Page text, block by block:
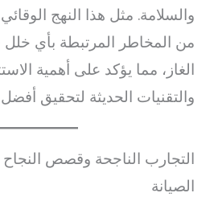
والسلامة. مثل هذا النهج
من المخاطر المرتبطة بأي
الغاز، مما يؤكد على أهمية
والتقنيات الحديثة لتحقيق أفضل
التجارب الناجحة وقصص
الصيانة